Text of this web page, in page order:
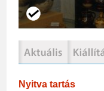
Nyitva tartás